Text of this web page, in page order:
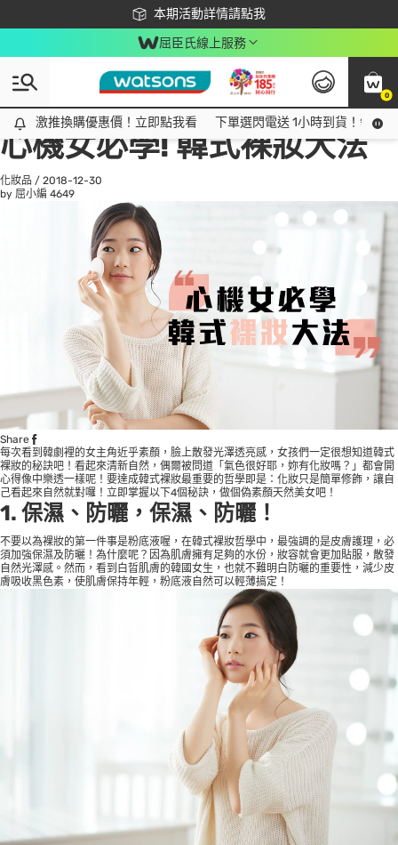
本期活動詳情請點我
下載app最高回饋$350
屈臣氏線上服務
0
激推換購優惠價！立即點我看
激推換購優惠價！立即點我看 下單選閃電送 1小時到貨！領神
All
話題趨勢
心機女必學! 韓式裸妝大法
化妝品 / 2018-12-30
by 屈小編 4649
Share
每次看到韓劇裡的女主角近乎素顏，臉上散發光澤透亮感，女孩們一定很想知道韓式
裸妝的秘訣吧！看起來清新自然，偶爾被問道「氣色很好耶，妳有化妝嗎？」都會開
心得像中樂透一樣呢！要達成韓式裸妝最重要的哲學即是：化妝只是簡單修飾，讓自
己看起來自然就對囉！立即掌握以下4個秘訣，做個偽素顏天然美女吧！
1. 保濕、防曬，保濕、防曬！
不要以為裸妝的第一件事是粉底液喔，在韓式裸妝哲學中，最強調的是皮膚護理，必
須加強保濕及防曬！為什麼呢？因為肌膚擁有足夠的水份，妝容就會更加貼服，散發
自然光澤感。然而，看到白晢肌膚的韓國女生，也就不難明白防曬的重要性，減少皮
膚吸收黑色素，使肌膚保持年輕，粉底液自然可以輕薄搞定！